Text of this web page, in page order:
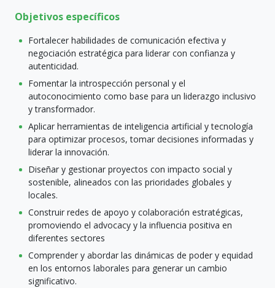
Objetivos específicos
Fortalecer habilidades de comunicación efectiva y
negociación estratégica para liderar con confianza y
autenticidad.
Fomentar la introspección personal y el
autoconocimiento como base para un liderazgo inclusivo
y transformador.
Aplicar herramientas de inteligencia artificial y tecnología
para optimizar procesos, tomar decisiones informadas y
liderar la innovación.
Diseñar y gestionar proyectos con impacto social y
sostenible, alineados con las prioridades globales y
locales.
Construir redes de apoyo y colaboración estratégicas,
promoviendo el advocacy y la influencia positiva en
diferentes sectores
Comprender y abordar las dinámicas de poder y equidad
en los entornos laborales para generar un cambio
significativo.